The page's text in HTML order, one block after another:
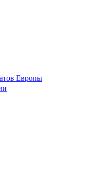
Европы